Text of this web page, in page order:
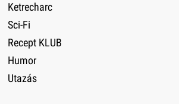
Ketrecharc
Sci-Fi
Recept KLUB
Humor
Utazás